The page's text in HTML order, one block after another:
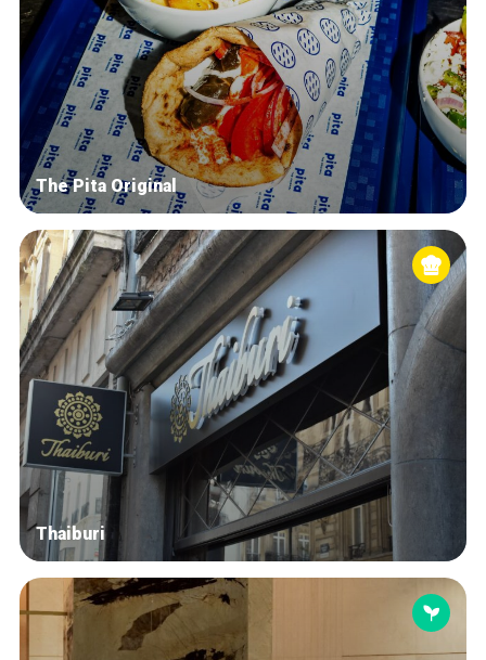
The Pita Original
Thaiburi